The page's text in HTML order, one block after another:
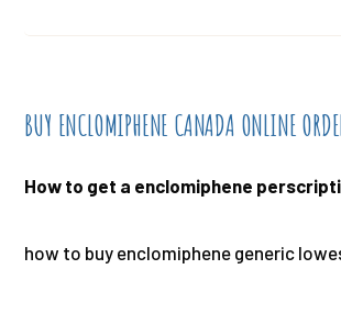
BUY ENCLOMIPHENE CANADA ONLINE
How to get a enclomiphene
how to buy enclomiphene generic